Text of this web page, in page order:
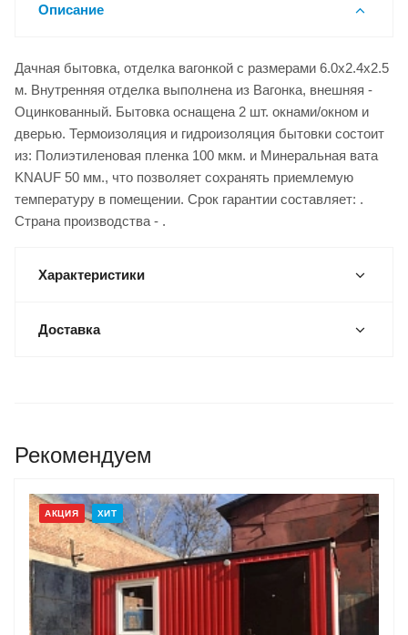
Описание
Дачная бытовка, отделка вагонкой с размерами 6.0x2.4x2.5
м. Внутренняя отделка выполнена из Вагонка, внешняя -
Оцинкованный. Бытовка оснащена 2 шт. окнами/окном и
дверью. Термоизоляция и гидроизоляция бытовки состоит
из: Полиэтиленовая пленка 100 мкм. и Минеральная вата
KNAUF 50 мм., что позволяет сохранять приемлемую
температуру в помещении. Срок гарантии составляет: .
Страна производства - .
Характеристики
Доставка
Рекомендуем
АКЦИЯ ХИТ